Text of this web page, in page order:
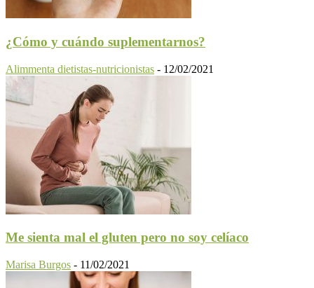
¿Cómo y cuándo suplementarnos?
Alimmenta dietistas-nutricionistas - 12/02/2021
Me sienta mal el gluten pero no soy celíaco
Marisa Burgos - 11/02/2021